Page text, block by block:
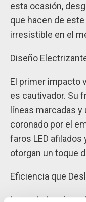
esta ocasión,
que hacen de
irresistible en el
Diseño
El primer impacto
es cautivador. Su
líneas marcadas
coronado por el
faros LED
otorgan un toque
Eficiencia que